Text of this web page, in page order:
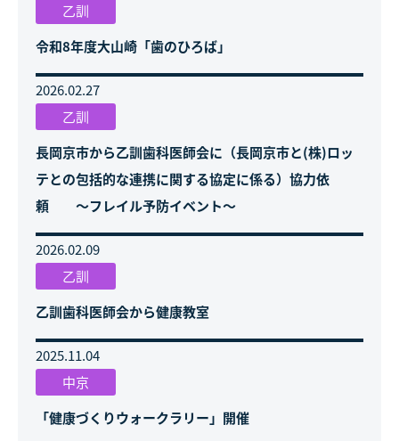
乙訓
令和8年度大山崎「歯のひろば」
2026.02.27
乙訓
長岡京市から乙訓歯科医師会に（長岡京市と(株)ロッ
テとの包括的な連携に関する協定に係る）協力依
頼 ～フレイル予防イベント～
2026.02.09
乙訓
乙訓歯科医師会から健康教室
2025.11.04
中京
「健康づくりウォークラリー」開催